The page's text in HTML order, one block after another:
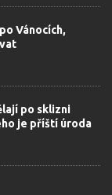
Vánocích,
po sklizni
je příští úroda